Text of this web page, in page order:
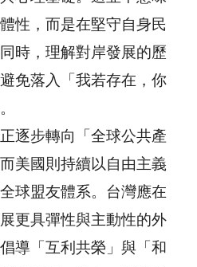
性，而是在堅守自身民
時，理解對岸發展的歷
免落入「我若存在，你
逐步轉向「全球公共產
美國則持續以自由主義
球盟友體系。台灣應在
更具彈性與主動性的外
導「互利共榮」與「和